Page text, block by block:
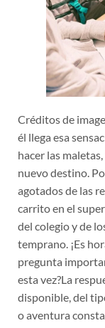
Créditos de
él llega esa
hacer las
nuevo destino.
agotados de las
carrito en el
del colegio y de
temprano. ¡Es
pregunta
esta vez?La
disponible, del
o aventura